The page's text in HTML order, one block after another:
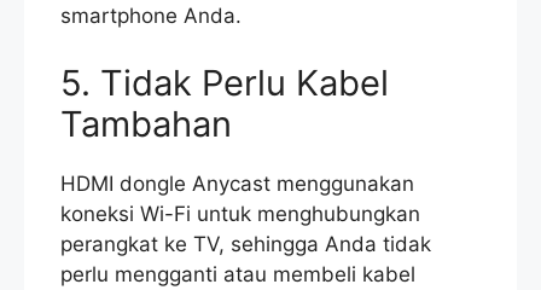
smartphone Anda.
5. Tidak Perlu Kabel
Tambahan
HDMI dongle Anycast menggunakan
koneksi Wi-Fi untuk menghubungkan
perangkat ke TV, sehingga Anda tidak
perlu mengganti atau membeli kabel